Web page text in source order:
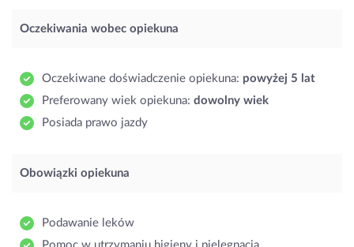
Oczekiwania wobec opiekuna
Oczekiwane doświadczenie opiekuna: powyżej 5 lat
Preferowany wiek opiekuna: dowolny wiek
Posiada prawo jazdy
Obowiązki opiekuna
Podawanie leków